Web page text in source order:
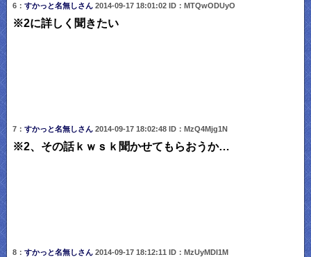
6： すかっと名無しさん 2014-09-17 18:01:02 ID：MTQwODUyO
※2に詳しく聞きたい
7： すかっと名無しさん 2014-09-17 18:02:48 ID：MzQ4Mjg1N
※2、その話ｋｗｓｋ聞かせてもらおうか…
8： すかっと名無しさん 2014-09-17 18:12:11 ID：MzUyMDI1M